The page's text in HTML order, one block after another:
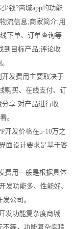
钱?商城app的功能:
流信息;商家简介:用
下单、订单查询等
到目标产品;评论收
开发费用主要取决于
购买、在线支付、订
享:对产品进行收
。
开发价格在5-10万之
面设计要求是基于客
费用一般是根据具体
发功能多、性能好、
公司。
发功能复杂度商城
不等，功能复杂度稍